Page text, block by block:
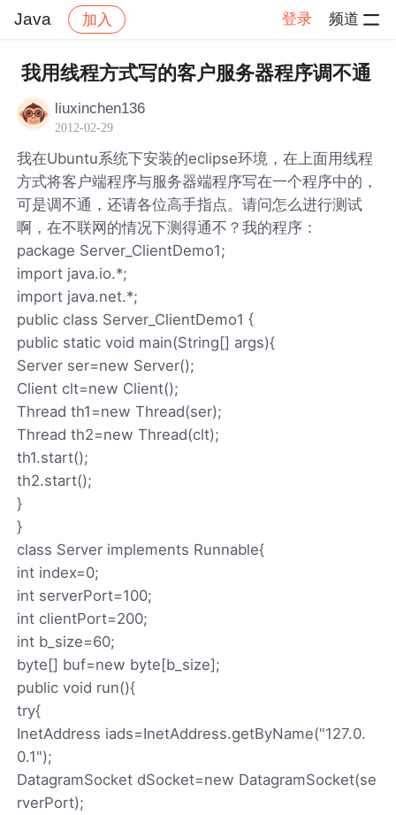
Java 加入 登录 频道
社区 Java 帖子详情
我用线程方式写的客户服务器程序调不通
liuxinchen136
2012-02-29
我在Ubuntu系统下安装的eclipse环境，在上面用线程
方式将客户端程序与服务器端程序写在一个程序中的，
可是调不通，还请各位高手指点。请问怎么进行测试
啊，在不联网的情况下测得通不？我的程序：
package Server_ClientDemo1;
import java.io.*;
import java.net.*;
public class Server_ClientDemo1 {
public static void main(String[] args){
Server ser=new Server();
Client clt=new Client();
Thread th1=new Thread(ser);
Thread th2=new Thread(clt);
th1.start();
th2.start();
}
}
class Server implements Runnable{
int index=0;
int serverPort=100;
int clientPort=200;
int b_size=60;
byte[] buf=new byte[b_size];
public void run(){
try{
InetAddress iads=InetAddress.getByName("127.0.
0.1");
DatagramSocket dSocket=new DatagramSocket(se
rverPort);